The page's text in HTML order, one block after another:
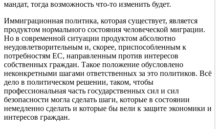
мандат, тогда возможность что-то изменить будет.
Иммиграционная политика, которая существует, является
продуктом нормального состояния человеческой миграции.
Но в современной ситуации продуктом абсолютно
неудовлетворительным и, скорее, приспособленным к
потребностям ЕС, направленным против интересов
собственных граждан. Такое положение обусловлено
неконкретными шагами ответственных за это политиков. Всё
дело в политическом решении, таком, чтобы
профессиональная часть государственных сил и сил
безопасности могла сделать шаги, которые в состоянии
немедленно сделать и которые бы вели к защите экономики и
интересов граждан.